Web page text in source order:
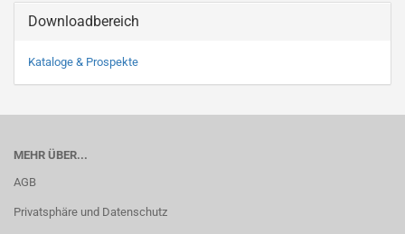
Downloadbereich
Kataloge & Prospekte
MEHR ÜBER...
AGB
Privatsphäre und Datenschutz